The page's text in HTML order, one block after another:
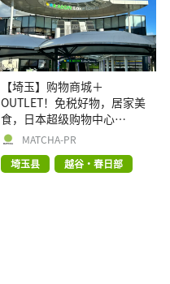
【埼玉】购物商城＋
OUTLET！免税好物，居家美
食，日本超级购物中心
【AEON Lake Town】欢迎您
MATCHA-PR
埼玉县
越谷・春日部